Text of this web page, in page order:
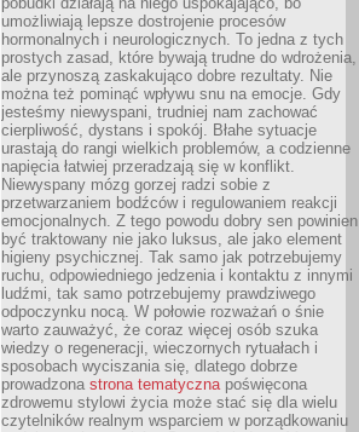
umożliwiają lepsze dostrojenie procesów
hormonalnych i neurologicznych. To jedna z tych
prostych zasad, które bywają trudne do wdrożenia,
ale przynoszą zaskakująco dobre rezultaty. Nie
można też pominąć wpływu snu na emocje. Gdy
jesteśmy niewyspani, trudniej nam zachować
cierpliwość, dystans i spokój. Błahe sytuacje
urastają do rangi wielkich problemów, a codzienne
napięcia łatwiej przeradzają się w konflikt.
Niewyspany mózg gorzej radzi sobie z
przetwarzaniem bodźców i regulowaniem reakcji
emocjonalnych. Z tego powodu dobry sen powinien
być traktowany nie jako luksus, ale jako element
higieny psychicznej. Tak samo jak potrzebujemy
ruchu, odpowiedniego jedzenia i kontaktu z innymi
ludźmi, tak samo potrzebujemy prawdziwego
odpoczynku nocą. W połowie rozważań o śnie
warto zauważyć, że coraz więcej osób szuka
wiedzy o regeneracji, wieczornych rytuałach i
sposobach wyciszania się, dlatego dobrze
prowadzona strona tematycznapoświęcona
zdrowemu stylowi życia może stać się dla wielu
czytelników realnym wsparciem w porządkowaniu